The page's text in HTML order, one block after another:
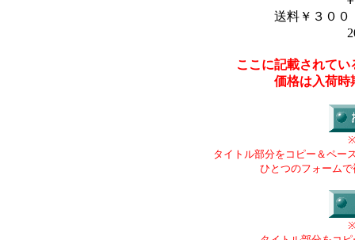
送料￥３００
ここに記載されて
価格は入荷時
タイトル部分をコピー＆ペー
ひとつのフォーム